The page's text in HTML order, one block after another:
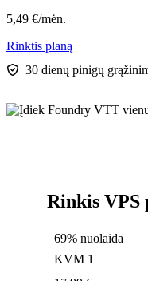
5,49 €/mėn.
Rinktis planą
30 dienų pinigų
Rinkis VPS
69% nuolaida
KVM 1